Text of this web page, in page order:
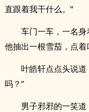
直跟着我干什么。”
车门一车，一名
他抽出一根雪茄，点
叶皓轩点点头说
吗？”
男子邪邪的一笑道